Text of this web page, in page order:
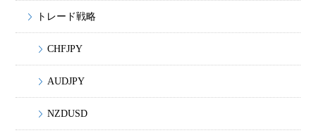
トレード戦略
CHFJPY
AUDJPY
NZDUSD